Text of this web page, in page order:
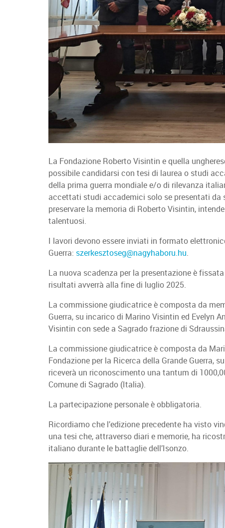
La Fondazione Roberto Visintin e quella
possibile candidarsi con tesi di laurea o studi
della prima guerra mondiale e/o di rilevanza
accettati studi accademici solo se presentati da
preservare la memoria di Roberto Visintin,
talentuosi.
I lavori devono essere inviati in formato
Guerra: szerkesztoseg@nagyhaboru.hu.
La nuova scadenza per la presentazione è
risultati avverrà alla fine di luglio 2025.
La commissione giudicatrice è composta da
Guerra, su incarico di Marino Visintin ed Evelyn
Visintin con sede a Sagrado frazione di
La commissione giudicatrice è composta da
Fondazione per la Ricerca della Grande Guerra,
riceverà un riconoscimento una tantum di
Comune di Sagrado (Italia).
La partecipazione personale è obbligatoria.
Ricordiamo che l’edizione precedente ha visto
una tesi che, attraverso diari e memorie, ha
italiano durante le battaglie dell’Isonzo.